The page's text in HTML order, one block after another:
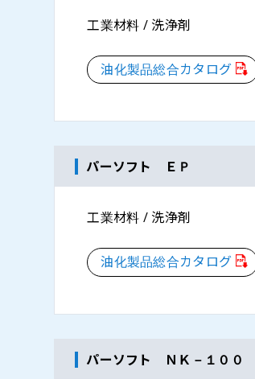
工業材料 / 洗浄剤
油化製品総合カタログ
パーソフト ＥＰ
工業材料 / 洗浄剤
油化製品総合カタログ
パーソフト ＮＫ－１００